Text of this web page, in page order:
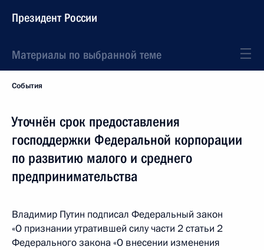
Президент России
Материалы по выбранной теме
События
Уточнён срок предоставления
господдержки Федеральной корпорации
по развитию малого и среднего
предпринимательства
Владимир Путин подписал Федеральный закон
«О признании утратившей силу части 2 статьи 2
Федерального закона «О внесении изменения